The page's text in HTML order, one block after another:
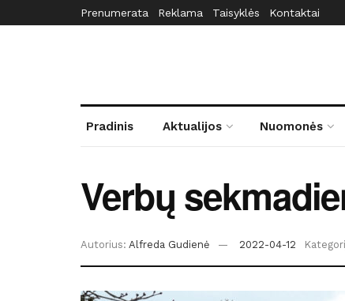
Prenumerata Reklama Taisyklės Kontaktai
Pradinis Aktualijos Nuomonės
Verbų
Autorius: Alfreda Gudienė 2022-04-12